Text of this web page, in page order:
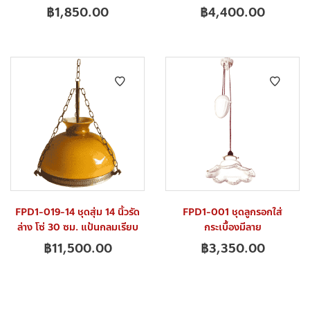
฿1,850.00 ฿4,400.00
FPD1-019-14 ชุดสุ่ม 14 นิ้วรัด
ล่าง โซ่ 30 ซม. แป้นกลมเรียบ
฿11,500.00
FPD1-001 ชุดลูกรอกใส่
กระเบื้องมีลาย
฿3,350.00